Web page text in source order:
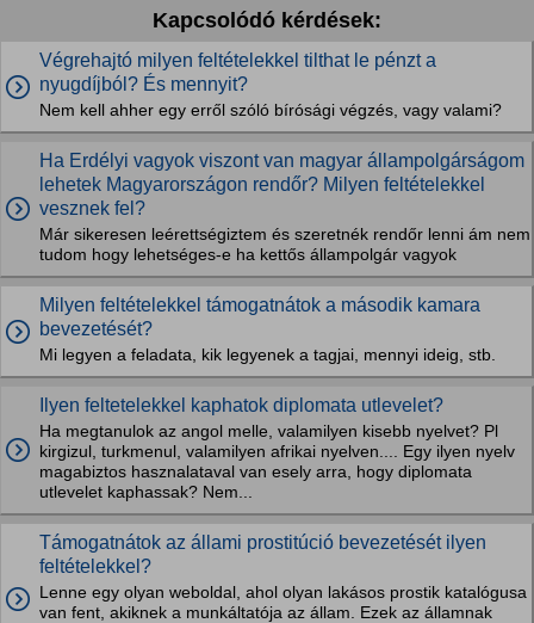
Kapcsolódó kérdések:
Végrehajtó milyen feltételekkel tilthat le pénzt a
nyugdíjból? És mennyit?
Nem kell ahher egy erről szóló bírósági végzés, vagy valami?
Ha Erdélyi vagyok viszont van magyar állampolgárságom
lehetek Magyarországon rendőr? Milyen feltételekkel
vesznek fel?
Már sikeresen leérettségiztem és szeretnék rendőr lenni ám nem
tudom hogy lehetséges-e ha kettős állampolgár vagyok
Milyen feltételekkel támogatnátok a második kamara
bevezetését?
Mi legyen a feladata, kik legyenek a tagjai, mennyi ideig, stb.
Ilyen feltetelekkel kaphatok diplomata utlevelet?
Ha megtanulok az angol melle, valamilyen kisebb nyelvet? Pl
kirgizul, turkmenul, valamilyen afrikai nyelven.... Egy ilyen nyelv
magabiztos hasznalataval van esely arra, hogy diplomata
utlevelet kaphassak? Nem...
Támogatnátok az állami prostitúció bevezetését ilyen
feltételekkel?
Lenne egy olyan weboldal, ahol olyan lakásos prostik katalógusa
van fent, akiknek a munkáltatója az állam. Ezek az államnak